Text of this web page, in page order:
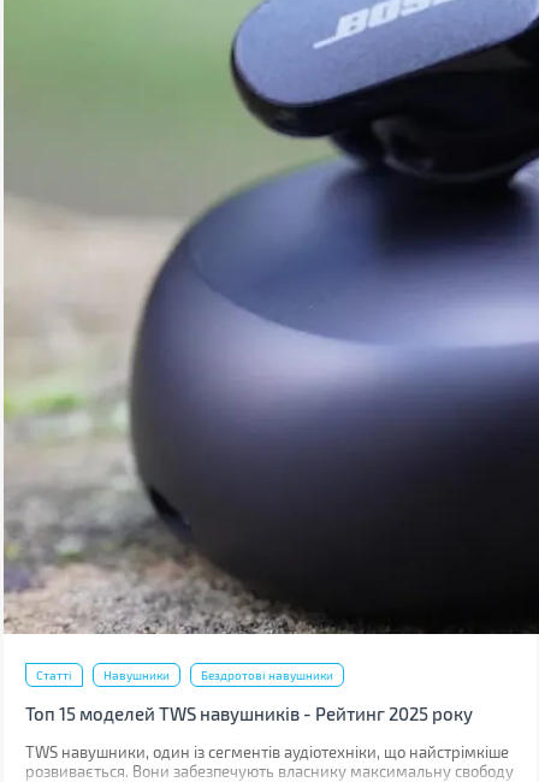
Статті Навушники Бездротові навушники
Топ 15 моделей TWS навушників - Рейтинг 2025 року
TWS навушники, один із сегментів аудіотехніки, що найстрімкіше
розвивається. Вони забезпечують власнику максимальну свободу